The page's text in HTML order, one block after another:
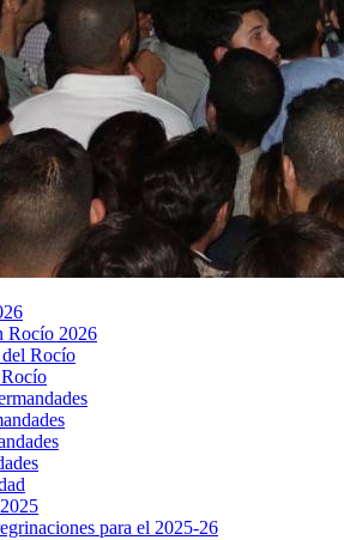
Rocío 2026
Rocío
para el 2025-26